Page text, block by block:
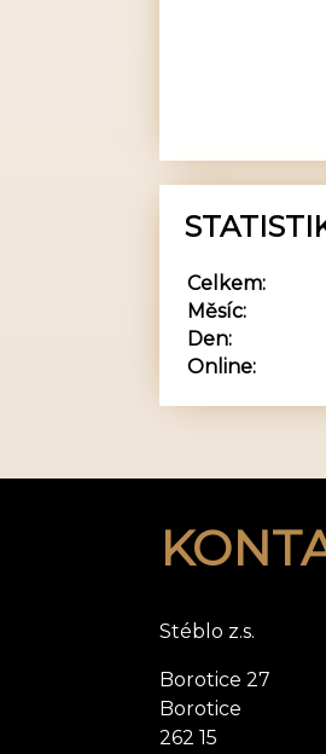
Online:
Celkem:
Měsíc:
Den:
Stéblo z.s.
Borotice 27
Borotice
262 15